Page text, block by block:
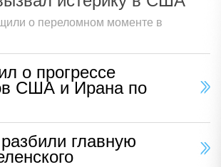
о переломном моменте в
о прогрессе
США и Ирана по
главную